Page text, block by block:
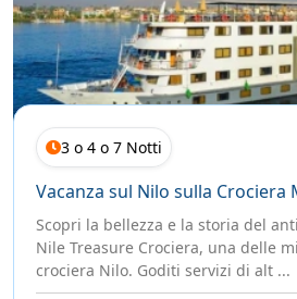
3 o 4 o 7 Notti
Vacanza sul Nilo sulla Crociera
Scopri la bellezza e la storia del
Nile Treasure Crociera, una delle
crociera Nilo. Goditi servizi di alt ...